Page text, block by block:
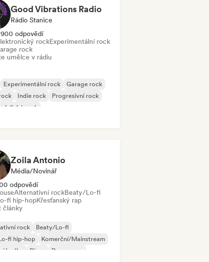
Good Vibrations Radio
Rádio Stanice
odpovědí
rockExperimentální rock
rock
umělce v rádiu
Experimentální rock
Garage rock
Indie rock
Progresivní rock
rock
Zoila Antonio
Média/novinář
odpovědí
Alternativní rockBeaty/Lo-fi
fi hip-hopKřesťanský rap
články
rock
Beaty/Lo-fi
fi hip-hop
Komerční/Mainstream
hudba
Disco
Dream pop